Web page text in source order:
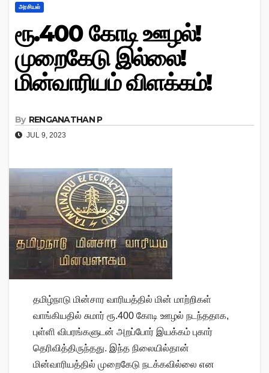
அரசியல்
ரூ.400 கோடி ஊழல்!
முறைகேடு இல்லை!
மின்வாரியம் விளக்கம்!
By RENGANATHAN P
JUL 9, 2023
தமிழ்நாடு மின்சார வாரியத்தில் மின் மாற்றிகள்
வாங்கியதில் சுமார் ரூ.400 கோடி ஊழல் நடந்ததாக,
புள்ளி விபரங்களுடன் அறப்போர் இயக்கம் புகார்
தெரிவித்திருந்தது. இந்த நிலையில்தான்
மின்வாரியத்தில் முறைகேடு நடக்கவில்லை என